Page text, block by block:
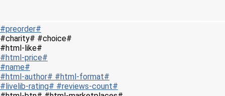
#preorder#
#charity# #choice#
#html-like#
#html-price#
#name#
#html-author# #html-format#
#livelib-rating# #reviews-count#